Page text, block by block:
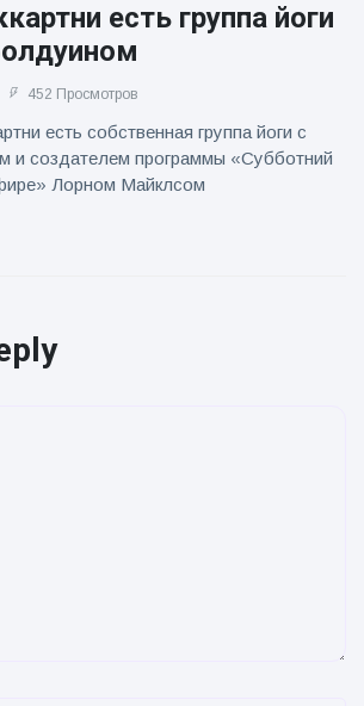
есть группа йоги
452 Просмотров
есть собственная группа йоги с
и создателем программы «Субботний
Лорном Майклсом